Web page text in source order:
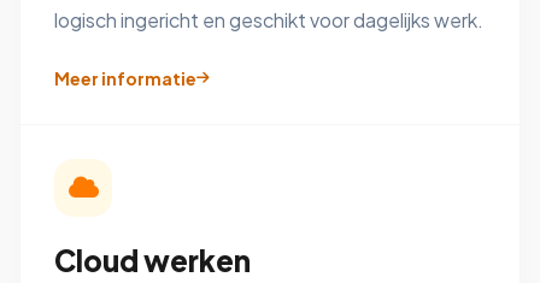
logisch ingericht en geschikt voor dagelijks werk.
Meer informatie
Cloud werken